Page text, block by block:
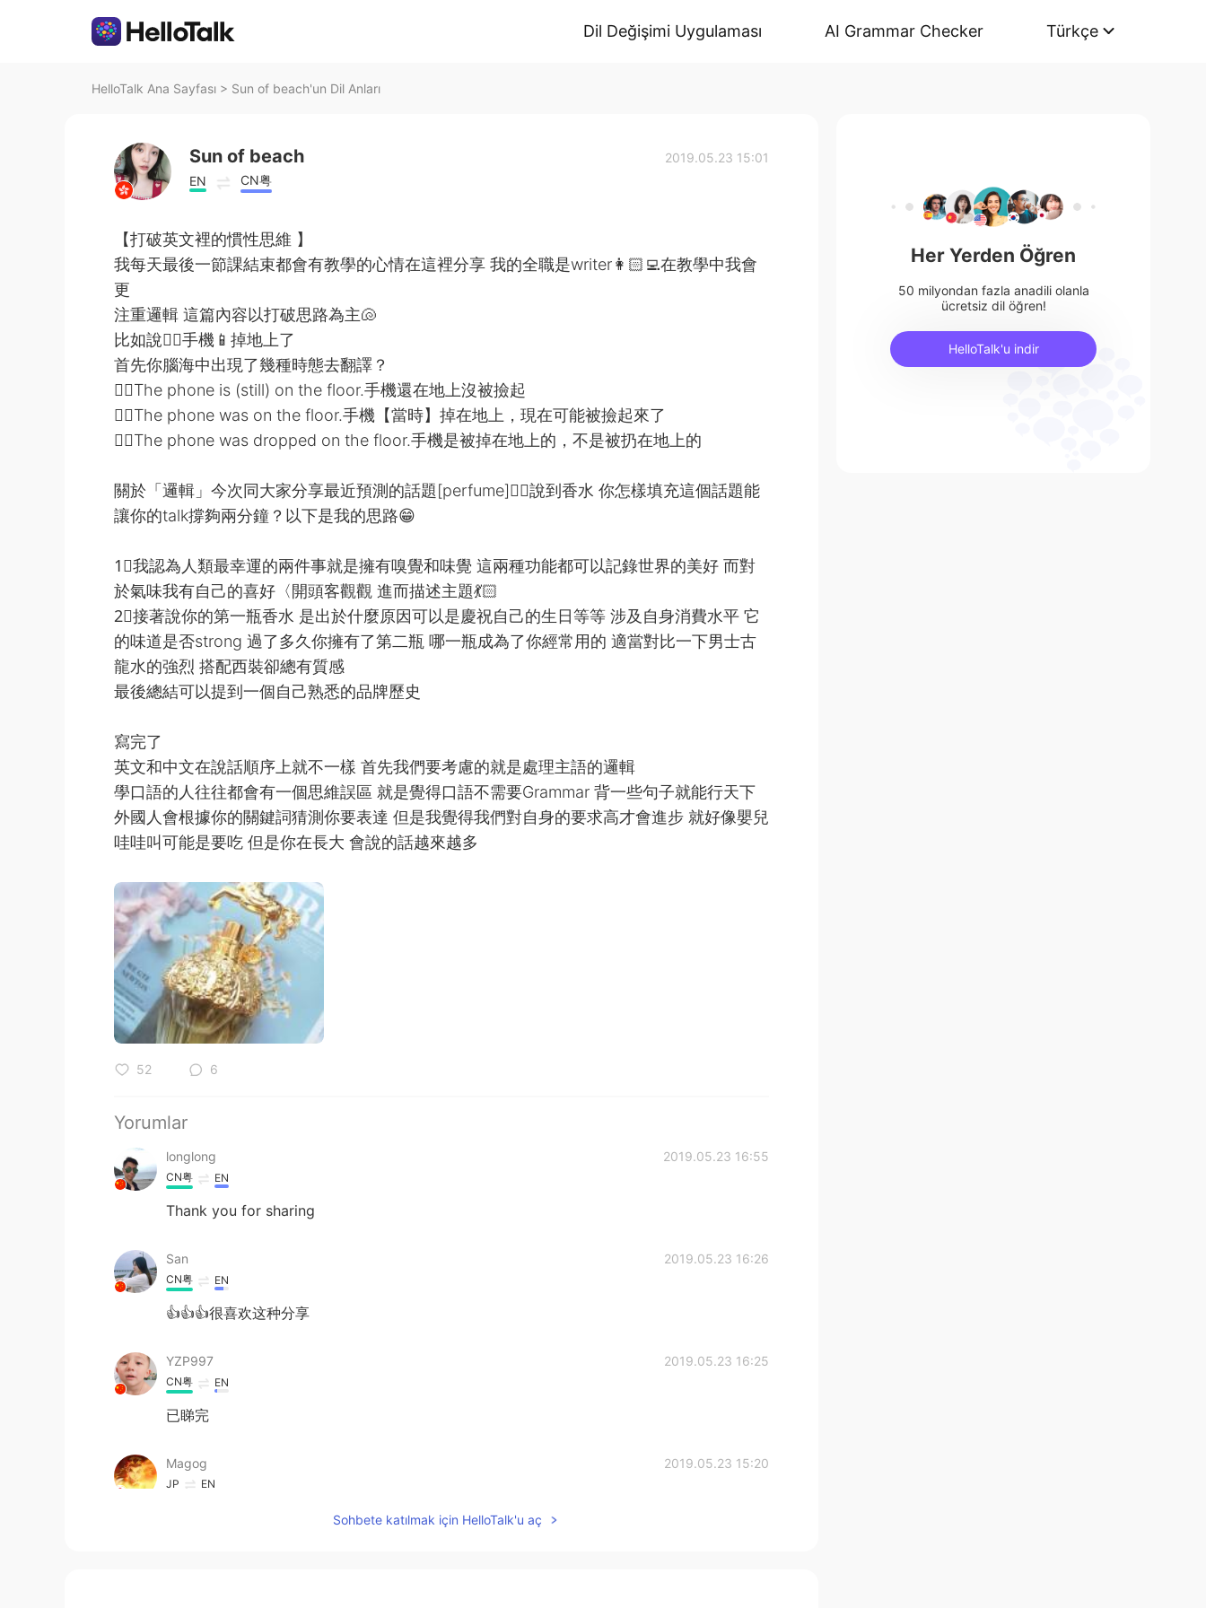
Dil Değişimi Uygulaması AI Grammar Checker Türkçe
HelloTalk Ana Sayfası > Sun of beach'un Dil Anları
Sun of beach
EN CN粤
2019.05.23 15:01
【打破英文裡的慣性思維 】
我每天最後一節課結束都會有教學的心情在這裡分享 我的全職是writer👩🏻‍💻在教學中我會
更
注重邏輯 這篇內容以打破思路為主🐚
比如說👉🏻手機📱掉地上了
首先你腦海中出現了幾種時態去翻譯？
✍🏻The phone is (still) on the floor.手機還在地上沒被撿起
✍🏻The phone was on the floor.手機【當時】掉在地上，現在可能被撿起來了
✍🏻The phone was dropped on the floor.手機是被掉在地上的，不是被扔在地上的
關於「邏輯」今次同大家分享最近預測的話題[perfume]🧚‍♀️說到香水 你怎樣填充這個話題能
讓你的talk撐夠兩分鐘？以下是我的思路😁
1⃣️我認為人類最幸運的兩件事就是擁有嗅覺和味覺 這兩種功能都可以記錄世界的美好 而對
於氣味我有自己的喜好〈開頭客觀觀 進而描述主題💃🏻
2⃣️接著說你的第一瓶香水 是出於什麼原因可以是慶祝自己的生日等等 涉及自身消費水平 它
的味道是否strong 過了多久你擁有了第二瓶 哪一瓶成為了你經常用的 適當對比一下男士古
龍水的強烈 搭配西裝卻總有質感
最後總結可以提到一個自己熟悉的品牌歷史
寫完了
英文和中文在說話順序上就不一樣 首先我們要考慮的就是處理主語的邏輯
學口語的人往往都會有一個思維誤區 就是覺得口語不需要Grammar 背一些句子就能行天下
外國人會根據你的關鍵詞猜測你要表達 但是我覺得我們對自身的要求高才會進步 就好像嬰兒
哇哇叫可能是要吃 但是你在長大 會說的話越來越多
52 6
Yorumlar
longlong 2019.05.23 16:55
CN粤 EN
Thank you for sharing
San 2019.05.23 16:26
CN粤 EN
👍👍👍很喜欢这种分享
YZP997 2019.05.23 16:25
CN粤 EN
已睇完
Magog 2019.05.23 15:20
JP EN
Is there any meaning for the unicorn?Sohbete katılmak için HelloTalk'u aç
Her Yerden Öğren
50 milyondan fazla anadili olanla
ücretsiz dil öğren!
HelloTalk'u indir